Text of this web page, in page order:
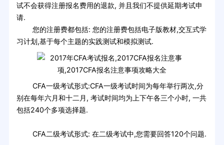
试不会获得注册报名费用的退款, 并且我们不提供延期考试申
请.
您的注册费都包括: 您的注册费包括电子版教材,交互式学
习计划,基于每个主题的实践测试和模拟测试.
CFA一级考试形式:CFA一级考试时间为每年举行两次,分
别在每年六月和十二月, 考试时间均为上下午各三个小时, 一共
包括240个多项选择题.
CFA二级考试形式: 在二级考试中,您需要回答120个问题.